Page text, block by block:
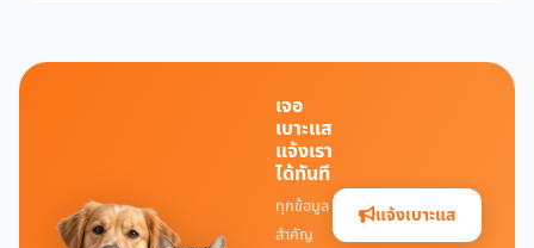
เจอ
เบาะแส
แจ้งเรา
ได้ทันที
ทุกข้อมูล
สำคัญ
แจ้งเบาะแส